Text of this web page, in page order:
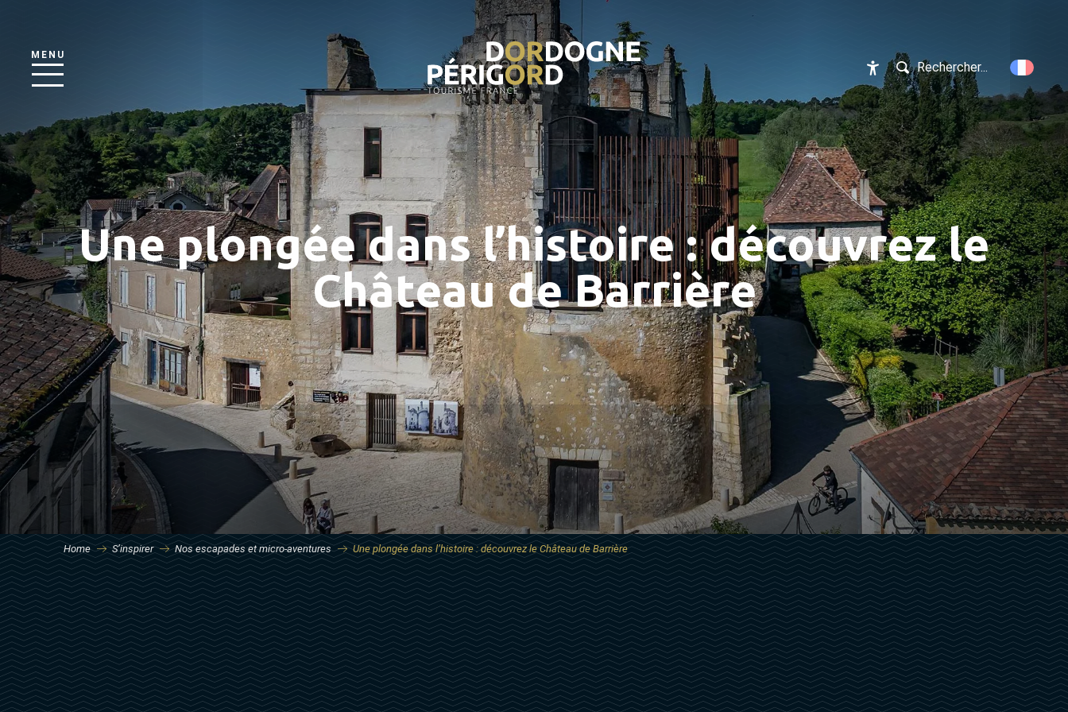
MENU
Accessibilité
Rechercher...
Une plongée dans l’histoire : découvrez le
Château de Barrière
Home S’inspirer Nos escapades et micro-aventures Une plongée dans l’histoire : découvrez le Château de Barrière